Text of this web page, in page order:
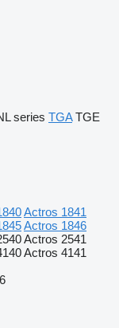
series TGA TGE
Actros 1841
Actros 1846
Actros 2541
Actros 4141